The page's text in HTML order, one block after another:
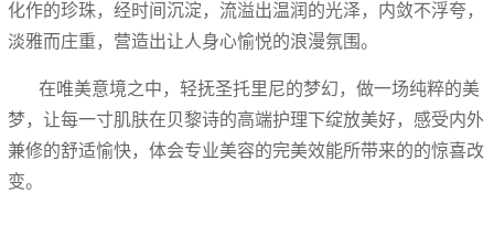
化作的珍珠，经时间沉淀，流溢出温润的光泽，内敛不浮夸，
淡雅而庄重 ，营造出让人身心愉悦的浪漫氛围。
在唯美意境之中，轻抚圣托里尼的梦幻，做一场纯粹的美
梦，让每一寸肌肤在贝黎诗的高端护理下绽放美好，感受内外
兼修的舒适愉快，体会专业美容的完美效能所带来的的惊喜改
变。